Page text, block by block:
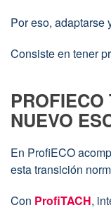
Por eso, adaptarse
Consiste en tener
NUEVO
En ProfiECO
esta transición
Con ProfiTACH,